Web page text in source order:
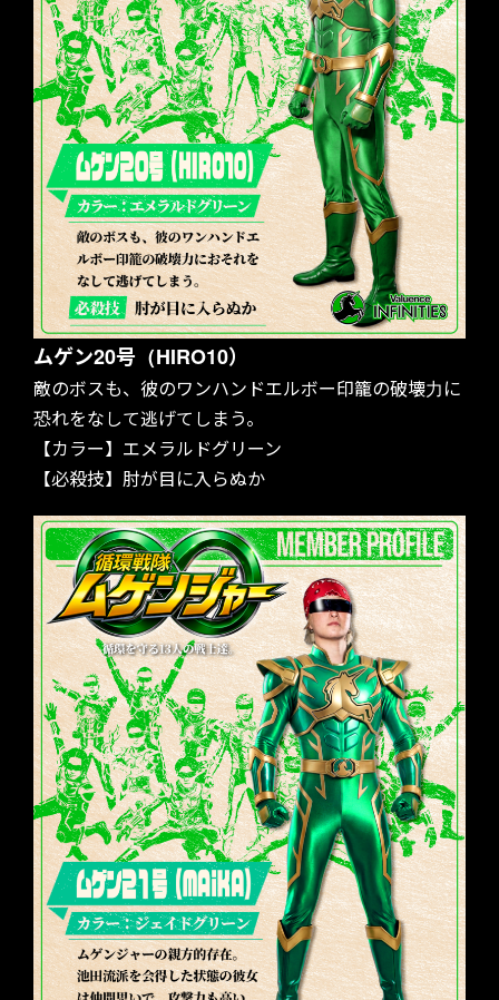
GOODS
PARTNERS
CONTACT
ムゲン20号（HIRO10）
敵のボスも、彼のワンハンドエルボー印籠の破壊力に
恐れをなして逃げてしまう。
【カラー】エメラルドグリーン
【必殺技】肘が目に入らぬか